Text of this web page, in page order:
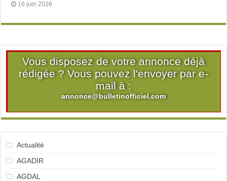
16 juin 2026
Vous disposez de votre annonce déjà
rédigée ? Vous pouvez l'envoyer par e-
mail à :
annonce@bulletinofficiel.com
Actualité
AGADIR
AGDAL